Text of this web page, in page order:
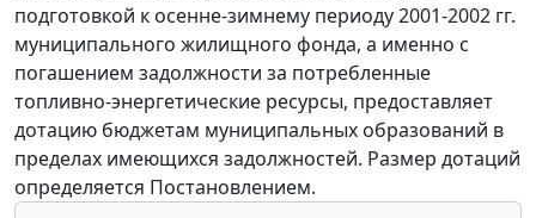
подготовкой к осенне-зимнему периоду 2001-2002 гг.
муниципального жилищного фонда, а именно с
погашением задолжности за потребленные
топливно-энергетические ресурсы, предоставляет
дотацию бюджетам муниципальных образований в
пределах имеющихся задолжностей. Размер дотаций
определяется Постановлением.